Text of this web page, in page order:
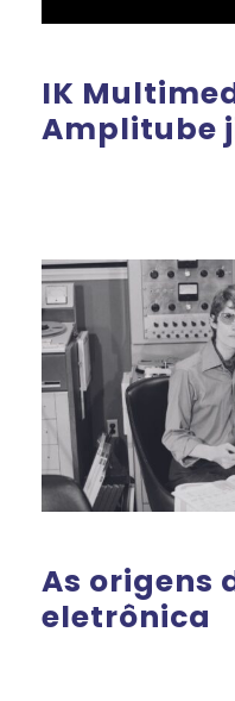
IK
Amplitube
As origens
eletrônica